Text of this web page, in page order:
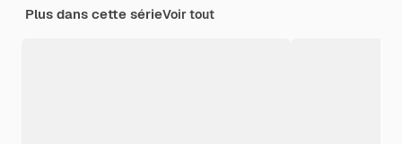
Plus dans cette sérieVoir tout